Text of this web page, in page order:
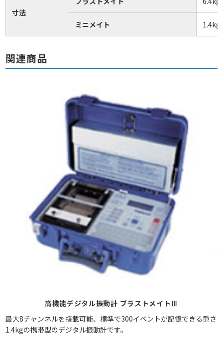
寸法
ミニメイト 1.4kg
関連商品
高機能デジタル振動計 ブラストメイトⅢ
最大8チャンネルを搭載可能、標準で300イベントが記憶できる重さ
1.4kgの携帯型のデジタル振動計です。